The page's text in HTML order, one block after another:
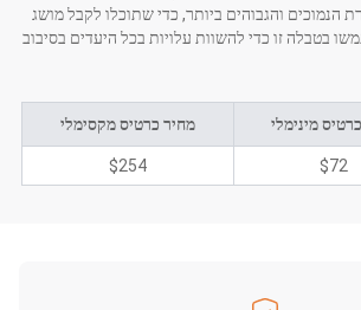
הנמוכים והגבוהים ביותר, כדי שתוכלו לקבל מושג
בטבלה זו כדי להשוות עלויות בכל היעדים בסיבוב
מינימלי מחיר כרטיס מקסימלי
$72
$254